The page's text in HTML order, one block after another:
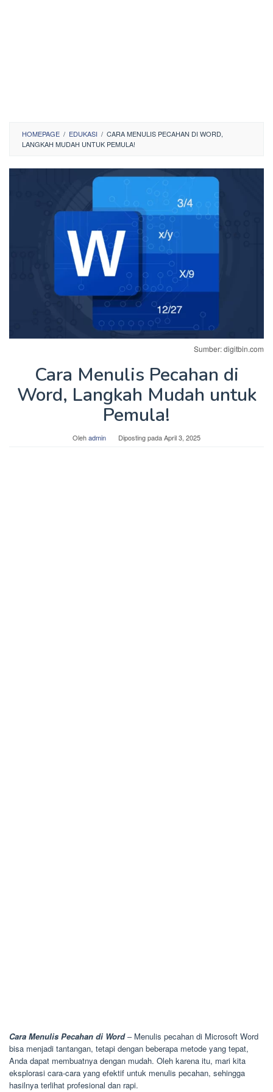
HOMEPAGE / EDUKASI / CARA MENULIS PECAHAN DI WORD,
LANGKAH MUDAH UNTUK PEMULA!
Sumber: digitbin.com
Cara Menulis Pecahan di
Word, Langkah Mudah untuk
Pemula!
Olehadmin Diposting padaApril 3, 2025
Cara Menulis Pecahan di Word– Menulis pecahan di Microsoft Word
bisa menjadi tantangan, tetapi dengan beberapa metode yang tepat,
Anda dapat membuatnya dengan mudah. Oleh karena itu, mari kita
eksplorasi cara-cara yang efektif untuk menulis pecahan, sehingga
hasilnya terlihat profesional dan rapi.